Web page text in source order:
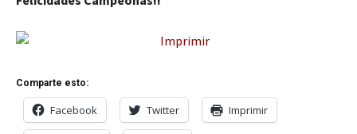
Comparte esto:
Facebook Twitter Imprimir